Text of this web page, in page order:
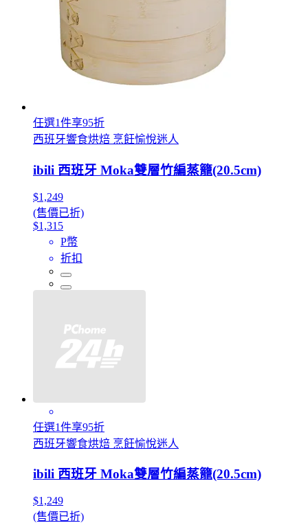
任選1件享95折
西班牙響食烘焙 烹飪愉悅迷人
ibili 西班牙 Moka雙層竹編蒸籠(20.5cm)
$1,249
(售價已折)
$1,315
P幣
折扣
任選1件享95折
西班牙響食烘焙 烹飪愉悅迷人
ibili 西班牙 Moka雙層竹編蒸籠(20.5cm)
$1,249
(售價已折)